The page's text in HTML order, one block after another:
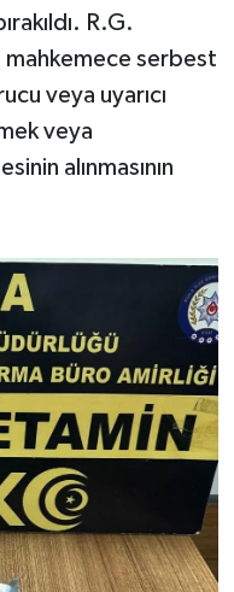
R.G.
mahkemece serbest
veya uyarıcı
veya
alınmasının